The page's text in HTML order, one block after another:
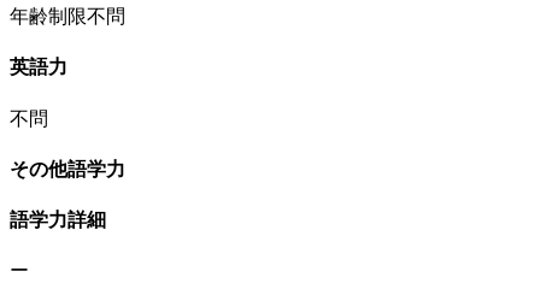
年齢制限不問
英語力
不問
その他語学力
語学力詳細
ー